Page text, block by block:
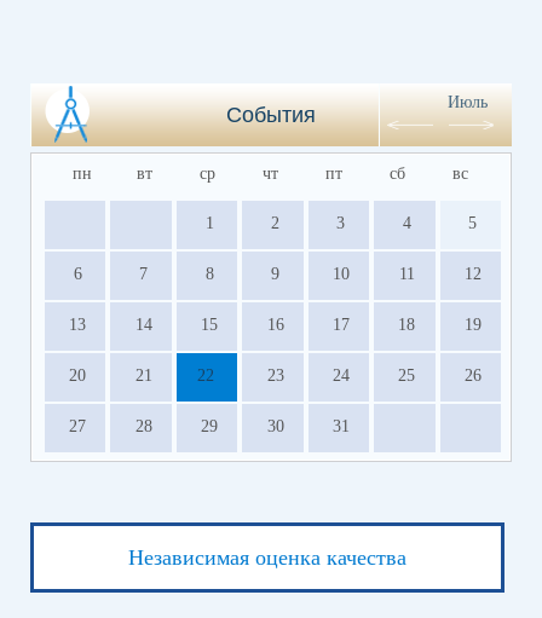
События
Июль
пн вт ср чт пт сб вс
1 2 3 4 5
6 7 8 9 10 11 12
13 14 15 16 17 18 19
20 21 22 23 24 25 26
27 28 29 30 31
Независимая оценка качества